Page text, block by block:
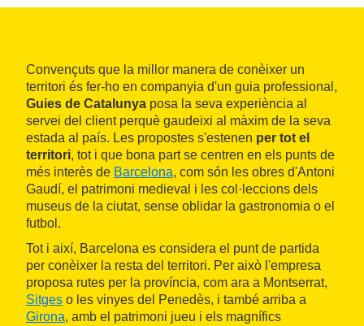
Convençuts que la millor manera de conèixer un
territori és fer-ho en companyia d'un guia professional,
Guies de Catalunya posa la seva experiència al
servei del client perquè gaudeixi al màxim de la seva
estada al país. Les propostes s'estenen per tot el
territori, tot i que bona part se centren en els punts de
més interès de Barcelona, com són les obres d'Antoni
Gaudí, el patrimoni medieval i les col·leccions dels
museus de la ciutat, sense oblidar la gastronomia o el
futbol.
Tot i així, Barcelona es considera el punt de partida
per conèixer la resta del territori. Per això l'empresa
proposa rutes per la província, com ara a Montserrat,
Sitges o les vinyes del Penedès, i també arriba a
Girona, amb el patrimoni jueu i els magnífics